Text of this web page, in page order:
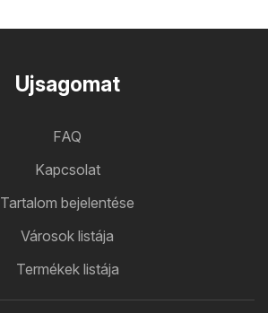
Ujsagomat
FAQ
Kapcsolat
Tartalom bejelentése
Városok listája
Termékek listája